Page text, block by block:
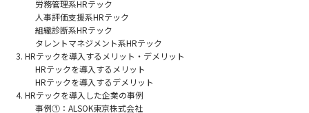
労務管理系HRテック
人事評価支援系HRテック
組織診断系HRテック
タレントマネジメント系HRテック
HRテックを導入するメリット・デメリット
HRテックを導入するメリット
HRテックを導入するデメリット
HRテックを導入した企業の事例
事例①：ALSOK東京株式会社